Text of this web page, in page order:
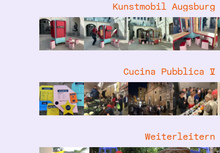
Kunstmobil Augsburg
Cucina Pubblica Ⅴ
Weiterleitern